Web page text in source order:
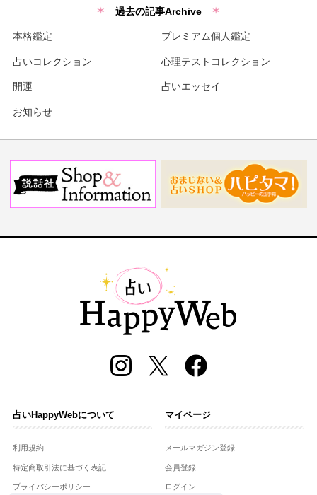
過去の記事Archive
本格鑑定 プレミアム個人鑑定
占いコレクション 心理テストコレクション
開運 占いエッセイ
お知らせ
占いHappyWebについて
利用規約
特定商取引法に基づく表記
プライバシーポリシー
マイページ
メールマガジン登録
会員登録
ログイン